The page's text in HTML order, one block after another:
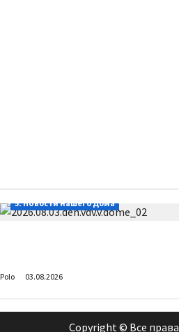
5. Новости нашего Дома
Polo 03.08.2026
Copyright © Все